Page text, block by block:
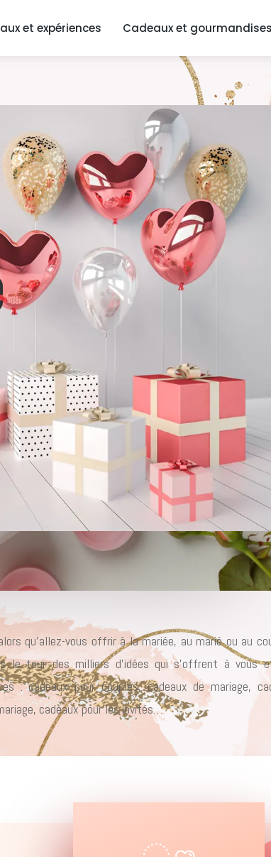
et expériences Cadeaux et gourmandises
qu’allez-vous offrir à la mariée, au marié ou au
le tour des milliers d’idées qui s’offrent à vous
: cadeaux pour couples, cadeaux de mariage,
cadeaux pour les invités…